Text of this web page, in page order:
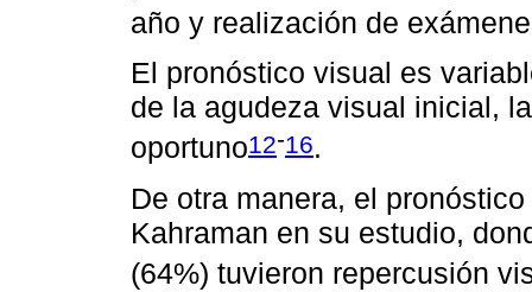
año y realización de
El pronóstico visual es
de la agudeza visual inicial,
oportuno12-16.
De otra manera, el
Kahraman en su estudio,
(64%) tuvieron repercusión